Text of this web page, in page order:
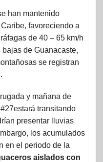
han mantenido
favoreciendo a
de 40 – 65 km/h
de Guanacaste,
se registran
y mañana de
transitando
presentar lluvias
los acumulados
en el periodo de la
aislados con